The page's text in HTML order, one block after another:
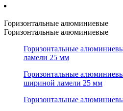
Горизонтальные алюминиевые
Горизонтальные алюминиевые
Горизонтальные
ламели 25 мм
Горизонтальные
шириной ламели 25 мм
Горизонтальные